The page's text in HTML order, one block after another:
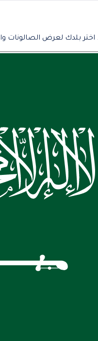
بلدك لعرض الصالونات